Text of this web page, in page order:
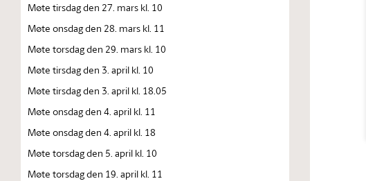
Møte tirsdag den 27. mars kl. 10
Møte onsdag den 28. mars kl. 11
Møte torsdag den 29. mars kl. 10
Møte tirsdag den 3. april kl. 10
Møte tirsdag den 3. april kl. 18.05
Møte onsdag den 4. april kl. 11
Møte onsdag den 4. april kl. 18
Møte torsdag den 5. april kl. 10
Møte torsdag den 19. april kl. 11